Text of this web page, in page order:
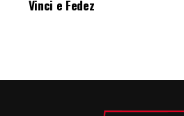
Vinci e Fedez